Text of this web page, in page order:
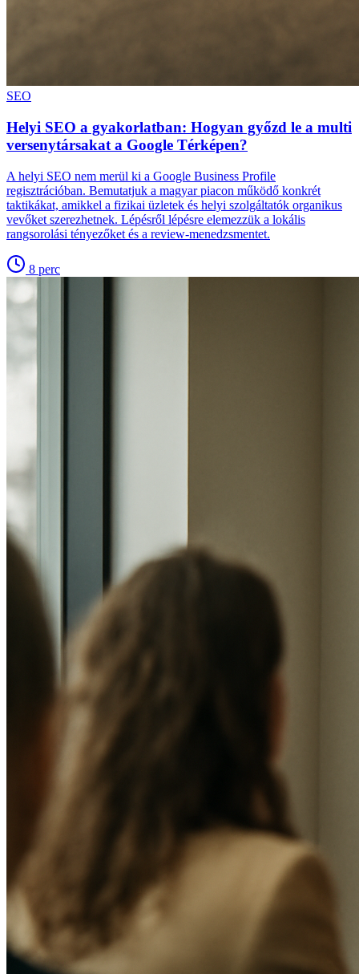
SEO
Helyi SEO a gyakorlatban: Hogyan győzd le a multi
versenytársakat a Google Térképen?
A helyi SEO nem merül ki a Google Business Profile
regisztrációban. Bemutatjuk a magyar piacon működő konkrét
taktikákat, amikkel a fizikai üzletek és helyi szolgáltatók organikus
vevőket szerezhetnek. Lépésről lépésre elemezzük a lokális
rangsorolási tényezőket és a review-menedzsmentet.
8 perc